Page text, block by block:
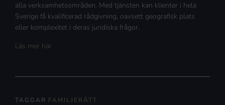
alla verksamhetsområden. Med tjänsten kan klienter i hela
Sverige få kvalificerad rådgivning, oavsett geografisk plats
eller komplexitet i deras juridiska frågor.
Läs mer här
TAGGAR FAMILJERÄTT